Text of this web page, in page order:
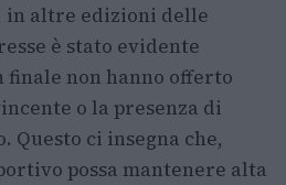
altre edizioni delle
è stato evidente
finale non hanno offerto
o la presenza di
ci insegna che,
possa mantenere alta